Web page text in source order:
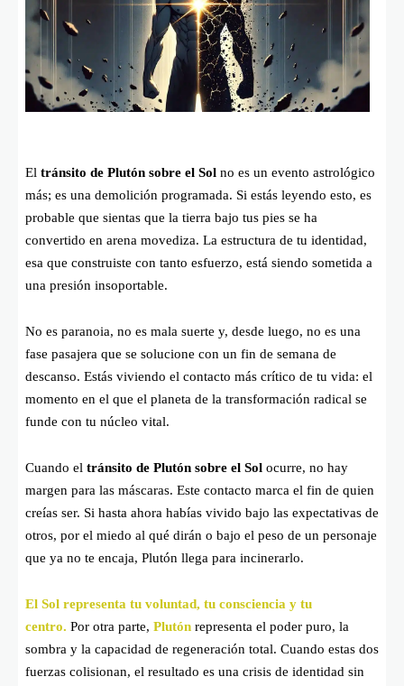
El tránsito de Plutón sobre el Sol no es un evento astrológico
más; es una demolición programada. Si estás leyendo esto, es
probable que sientas que la tierra bajo tus pies se ha
convertido en arena movediza. La estructura de tu identidad,
esa que construiste con tanto esfuerzo, está siendo sometida a
una presión insoportable.
No es paranoia, no es mala suerte y, desde luego, no es una
fase pasajera que se solucione con un fin de semana de
descanso. Estás viviendo el contacto más crítico de tu vida: el
momento en el que el planeta de la transformación radical se
funde con tu núcleo vital.
Cuando el tránsito de Plutón sobre el Sol ocurre, no hay
margen para las máscaras. Este contacto marca el fin de quien
creías ser. Si hasta ahora habías vivido bajo las expectativas de
otros, por el miedo al qué dirán o bajo el peso de un personaje
que ya no te encaja, Plutón llega para incinerarlo.
El Sol representa tu voluntad, tu consciencia y tu
centro. Por otra parte, Plutón representa el poder puro, la
sombra y la capacidad de regeneración total. Cuando estas dos
fuerzas colisionan, el resultado es una crisis de identidad sin